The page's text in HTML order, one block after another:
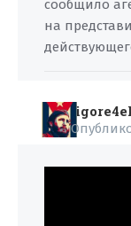
сообщило
на